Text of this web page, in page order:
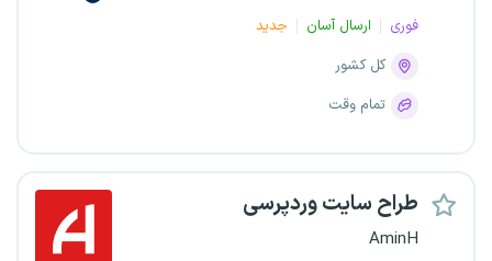
فوری ارسال آسان
جدید
کل کشور
تمام وقت
طراح سایت وردپرسی
AminH